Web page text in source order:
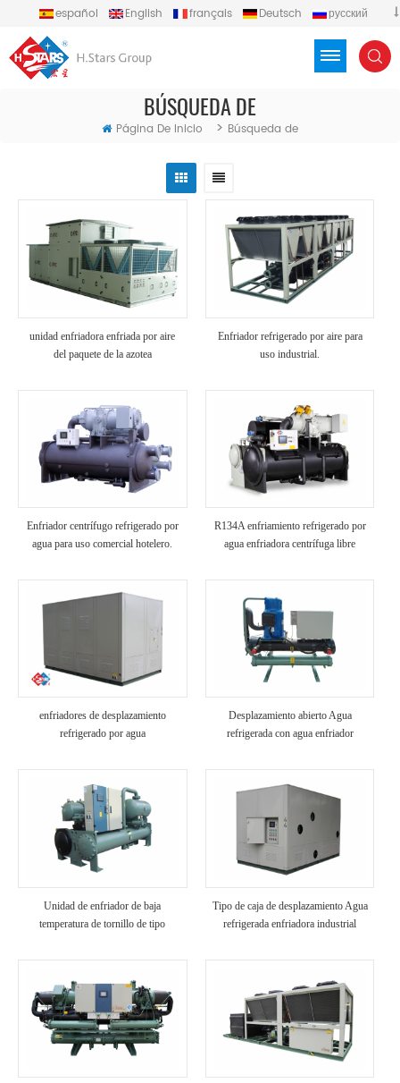
español English français Deutsch
русский
BÚSQUEDA DE
Página De Inicio > Búsqueda de
unidad enfriadora enfriada por aire
del paquete de la azotea
Enfriador refrigerado por aire para
uso industrial.
Enfriador centrífugo refrigerado por
agua para uso comercial hotelero.
R134A enfriamiento refrigerado por
agua enfriadora centrífuga libre
enfriadores de desplazamiento
refrigerado por agua
Desplazamiento abierto Agua
refrigerada con agua enfriador
Unidad de enfriador de baja
temperatura de tornillo de tipo
Tipo de caja de desplazamiento Agua
refrigerada enfriadora industrial